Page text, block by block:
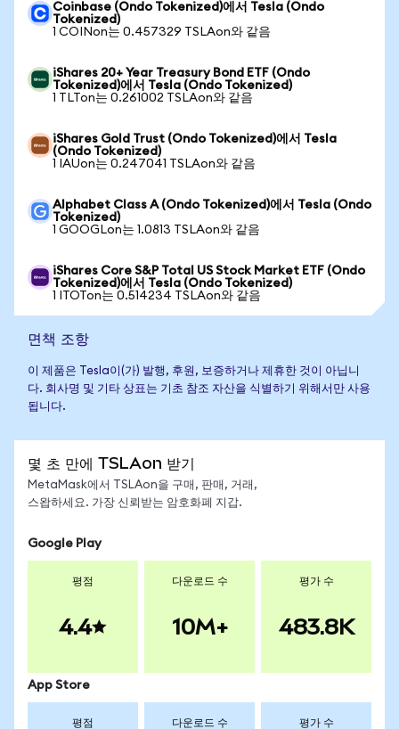
Coinbase (Ondo Tokenized)에서 Tesla (Ondo
Tokenized)
1 COINon는 0.457329 TSLAon와 같음
iShares 20+ Year Treasury Bond ETF (Ondo
Tokenized)에서 Tesla (Ondo Tokenized)
1 TLTon는 0.261002 TSLAon와 같음
iShares Gold Trust (Ondo Tokenized)에서 Tesla
(Ondo Tokenized)
1 IAUon는 0.247041 TSLAon와 같음
Alphabet Class A (Ondo Tokenized)에서 Tesla (Ondo
Tokenized)
1 GOOGLon는 1.0813 TSLAon와 같음
iShares Core S&P Total US Stock Market ETF (Ondo
Tokenized)에서 Tesla (Ondo Tokenized)
1 ITOTon는 0.514234 TSLAon와 같음
면책 조항
이 제품은 Tesla이(가) 발행, 후원, 보증하거나 제휴한 것이 아닙니
다. 회사명 및 기타 상표는 기초 참조 자산을 식별하기 위해서만 사용
됩니다.
몇 초 만에 TSLAon 받기
MetaMask에서 TSLAon을 구매, 판매, 거래,
스왑하세요. 가장 신뢰받는 암호화폐 지갑.
Google Play
평점
4.4
다운로드 수
10M+
평가 수
483.8K
App Store
평점 다운로드 수 평가 수